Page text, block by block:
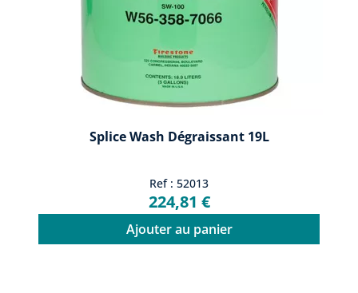
Splice Wash Dégraissant 19L
Ref : 52013
224,81 €
Ajouter au panier